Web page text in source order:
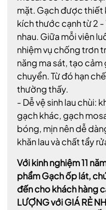
mặt. Gạch được thiết
kích thước cạnh từ 2
nhau. Giữa mỗi viên
nhiệm vụ chống trơn
năng ma sát, tạo
chuyển. Từ đó hạn
thường thấy.
- Dễ vệ sinh lau chùi:
gạch khác, gạch
bóng, mịn nên dễ
khăn lau và chất tẩy
Với kinh nghiệm 11
phẩm Gạch ốp lát,
đến cho khách hàng
LƯỢNG với GIÁ RẺ